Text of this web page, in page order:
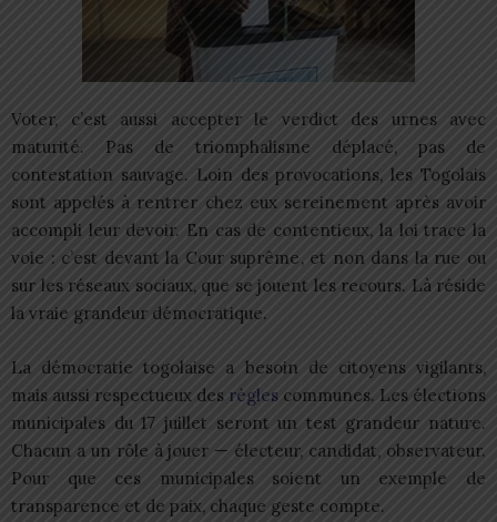
Voter, c’est aussi accepter le verdict des urnes avec
maturité. Pas de triomphalisme déplacé, pas de
contestation sauvage. Loin des provocations, les Togolais
sont appelés à rentrer chez eux sereinement après avoir
accompli leur devoir. En cas de contentieux, la loi trace la
voie : c’est devant la Cour suprême, et non dans la rue ou
sur les réseaux sociaux, que se jouent les recours. Là réside
la vraie grandeur démocratique.
La démocratie togolaise a besoin de citoyens vigilants,
mais aussi respectueux des règles communes. Les élections
municipales du 17 juillet seront un test grandeur nature.
Chacun a un rôle à jouer — électeur, candidat, observateur.
Pour que ces municipales soient un exemple de
transparence et de paix, chaque geste compte.